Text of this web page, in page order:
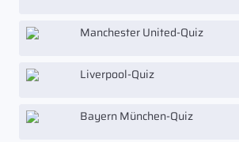
Manchester United-Quiz
Liverpool-Quiz
Bayern München-Quiz